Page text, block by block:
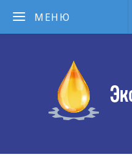
МЕНЮ